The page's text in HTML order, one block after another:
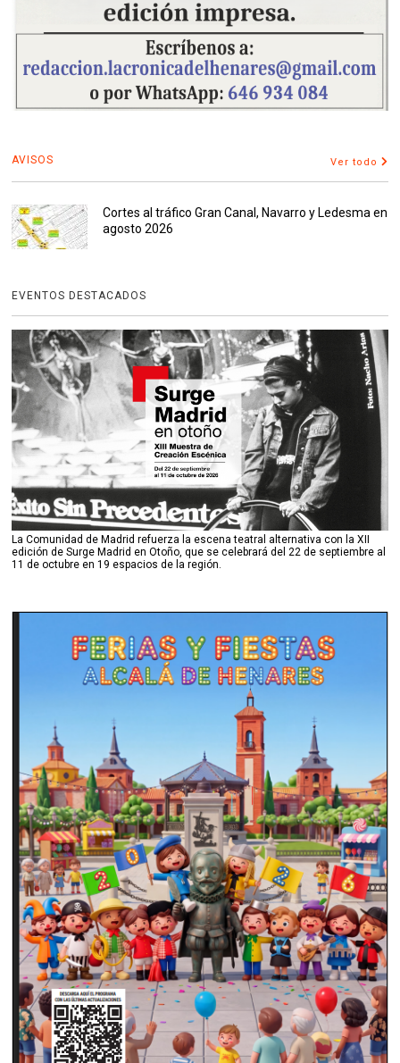
AVISOS Ver todo
Cortes al tráfico Gran Canal, Navarro y Ledesma en
agosto 2026
EVENTOS DESTACADOS
La Comunidad de Madrid refuerza la escena teatral alternativa con la XII
edición de Surge Madrid en Otoño, que se celebrará del 22 de septiembre al
11 de octubre en 19 espacios de la región.